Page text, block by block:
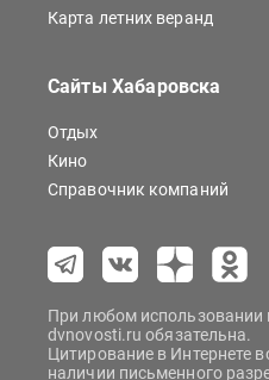
Карта летних веранд
Сайты Хабаровска
Отдых
Кино
Справочник компаний
При любом использовании
dvnovosti.ru обязательна.
Цитирование в Интернете
наличии письменного